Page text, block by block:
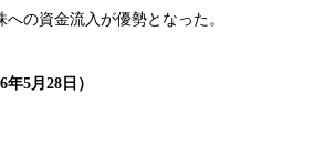
の資金流入が優勢となった。
5月28日）